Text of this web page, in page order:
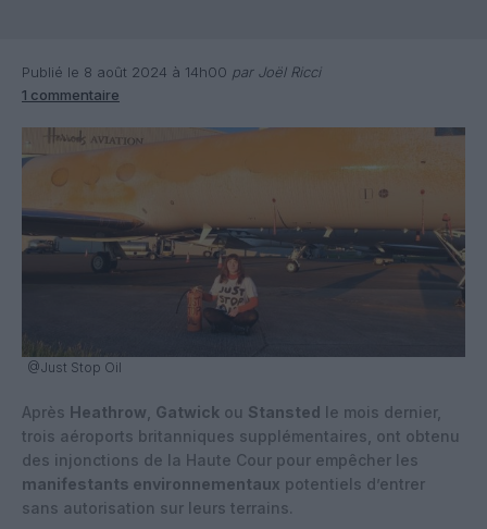
Publié le 8 août 2024 à 14h00 par Joël Ricci
1 commentaire
@Just Stop Oil
Après Heathrow Gatwick ou Stansted le mois dernier,
trois aéroports britanniques supplémentaires, ont obtenu
des injonctions de la Haute Cour pour empêcher les
manifestants environnementaux potentiels d’entrer
sans autorisation sur leurs terrains.